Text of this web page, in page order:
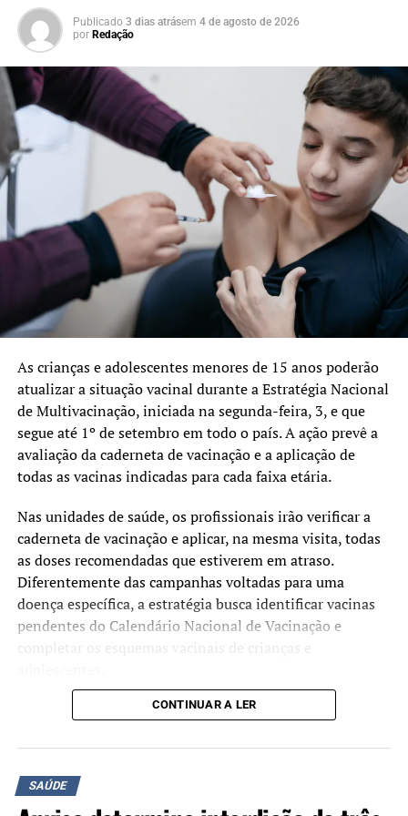
Publicado 3 dias atrásem 4 de agosto de 2026
por Redação
As crianças e adolescentes menores de 15 anos poderão
atualizar a situação vacinal durante a Estratégia Nacional
de Multivacinação, iniciada na segunda-feira, 3, e que
segue até 1º de setembro em todo o país. A ação prevê a
avaliação da caderneta de vacinação e a aplicação de
todas as vacinas indicadas para cada faixa etária.
Nas unidades de saúde, os profissionais irão verificar a
caderneta de vacinação e aplicar, na mesma visita, todas
as doses recomendadas que estiverem em atraso.
Diferentemente das campanhas voltadas para uma
doença específica, a estratégia busca identificar vacinas
pendentes do Calendário Nacional de Vacinação e
completar os esquemas vacinais de crianças e
Segundo o Ministério da Saúde, a mobilização tem como
acesso às vacinas oferecidas gratuitamente pelo Sistema
Único de Saúde (SUS). A atualização da caderneta
contribui para a prevenção de doenças imunopreveníveis
CONTINUAR A LER
SAÚDE